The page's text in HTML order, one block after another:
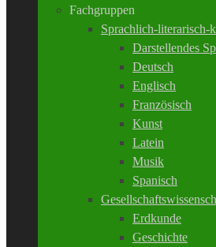
Fachgruppen
Sprachlich-literarisch-
Darstellendes
Deutsch
Englisch
Französisch
Kunst
Latein
Musik
Spanisch
Erdkunde
Geschichte